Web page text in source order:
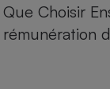
Que Choisir
rémunération